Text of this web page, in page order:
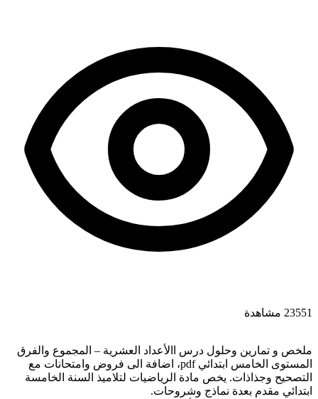
23551 مشاهدة
ملخص و تمارين وحلول درس االأعداد العشرية – المجموع والفرق
المستوى الخامس ابتدائي pdf، اضافة الى فروض وامتحانات مع
التصحيح وجذاذات. يخص مادة الرياضيات لتلاميذ السنة الخامسة
ابتدائي مقدم بعدة نماذج وشروحات.